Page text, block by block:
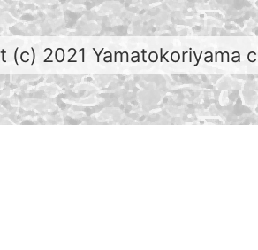
(c) 2021 Yamatokoriyama